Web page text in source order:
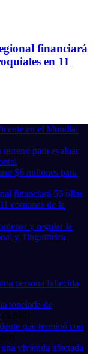
financiará
en 11
en el Mundial
para evaluar
$6 millones para
financiará 56 ollas
comunas de la
y regular la
y Tinguiririca
persona fallecida
tonelada de
(5.849)
que terminó con
vivienda afectada